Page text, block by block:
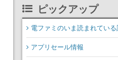
ピックアップ
電ファミのいま読まれてい
アプリセール情報